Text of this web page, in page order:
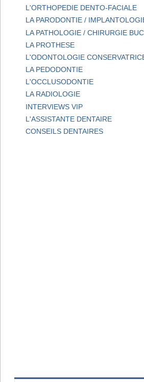
L'ORTHOPEDIE DENTO-FACIALE
LA PARODONTIE /
LA PATHOLOGIE / CHIRURGIE
LA PROTHESE
L'ODONTOLOGIE
LA PEDODONTIE
L'OCCLUSODONTIE
LA RADIOLOGIE
INTERVIEWS VIP
L'ASSISTANTE DENTAIRE
CONSEILS DENTAIRES